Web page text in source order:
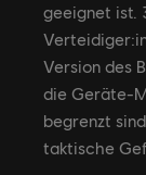
geeignet ist.
Version des
die Geräte-
begrenzt
taktische